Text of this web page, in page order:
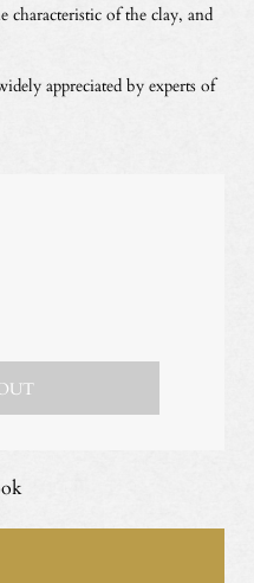
characteristic of the clay, and
appreciated by experts of